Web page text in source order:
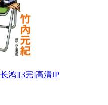
鸿][3完]高清JP